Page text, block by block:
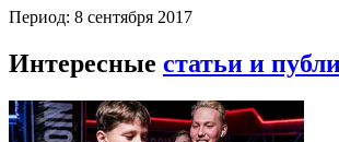
Период: 8 сентября 2017
Интересные статьи и